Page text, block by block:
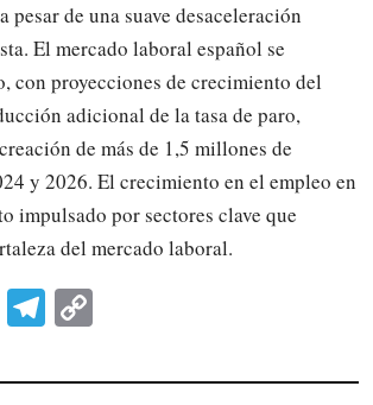
pesar de una suave desaceleración
El mercado laboral español se
con proyecciones de crecimiento del
adicional de la tasa de paro,
de más de 1,5 millones de
y 2026. El crecimiento en el empleo en
impulsado por sectores clave que
del mercado laboral.
W Te
gr y